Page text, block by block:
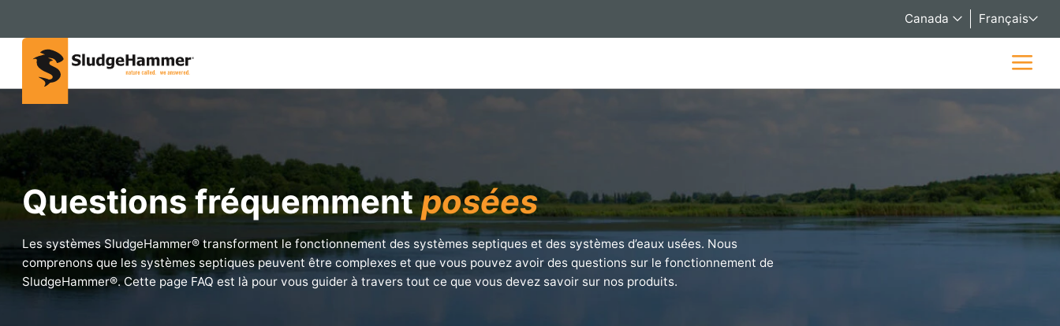
Canada Français
Questions fréquemmentposées
Les systèmes SludgeHammer® transforment le fonctionnement des systèmes septiques et des systèmes d’eaux usées. Nous
comprenons que les systèmes septiques peuvent être complexes et que vous pouvez avoir des questions sur le fonctionnement de
SludgeHammer®. Cette page FAQ est là pour vous guider à travers tout ce que vous devez savoir sur nos produits.